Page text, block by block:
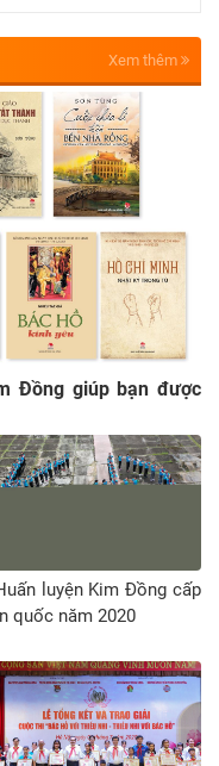
Xem thêm
Đồng giúp bạn được
luyện Kim Đồng cấp
quốc năm 2020